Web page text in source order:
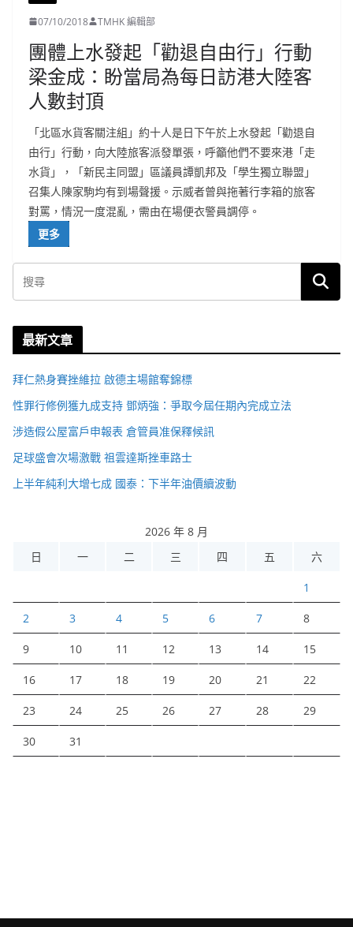
07/10/2018 TMHK 編輯部
團體上水發起「勸退自由行」行動
梁金成：盼當局為每日訪港大陸客
人數封頂
「北區水貨客關注組」約十人是日下午於上水發起「勸退自
由行」行動，向大陸旅客派發單張，呼籲他們不要來港「走
水貨」，「新民主同盟」區議員譚凱邦及「學生獨立聯盟」
召集人陳家駒均有到場聲援。示威者曾與拖著行李箱的旅客
對罵，情況一度混亂，需由在場便衣警員調停。
更多
最新文章
拜仁熱身賽挫維拉 啟德主場館奪錦標
性罪行修例獲九成支持 鄧炳強：爭取今屆任期內完成立法
涉造假公屋富戶申報表 倉管員准保釋候訊
足球盛會次場激戰 祖雲達斯挫車路士
上半年純利大增七成 國泰：下半年油價續波動
2026 年 8 月
日
一 二 三 四 五 六
1
2 3 4 5 6 7 8
9 10 11 12 13 14 15
16 17 18 19 20 21 22
23 24 25 26 27 28 29
30 31